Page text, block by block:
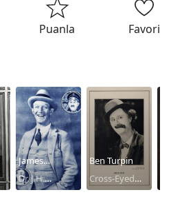
Puanla Favori
James
Finlayson
Dr. J.H.
Ben Turpin
Cross-Eyed